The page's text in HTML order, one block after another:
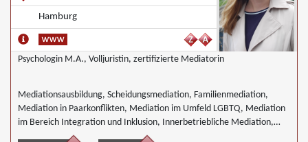
Hamburg
Psychologin M.A., Volljuristin, zertifizierte Mediatorin
Mediationsausbildung, Scheidungsmediation, Familienmediation,
Mediation in Paarkonflikten, Mediation im Umfeld LGBTQ, Mediation
im Bereich Integration und Inklusion, Innerbetriebliche Mediation,
Interkulturelle Mediation, gewerblicher Rechtsschutz, Mediation in IT-